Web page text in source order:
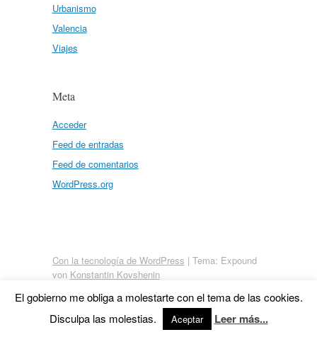
Urbanismo
Valencia
Viajes
Meta
Acceder
Feed de entradas
Feed de comentarios
WordPress.org
Con la tecnología de WordPress | Tema: Expound
von Konstantin Kovshenin
El gobierno me obliga a molestarte con el tema de las cookies.
Disculpa las molestias.
Aceptar Leer más...